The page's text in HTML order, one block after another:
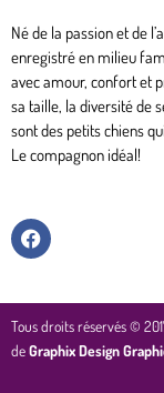
Né de la passion et de
enregistré en milieu
avec amour, confort et
sa taille, la diversité de
sont des petits chiens
Le compagnon idéal!
F
a
b
o
o
Tous droits réservés ©
deGraphix Design